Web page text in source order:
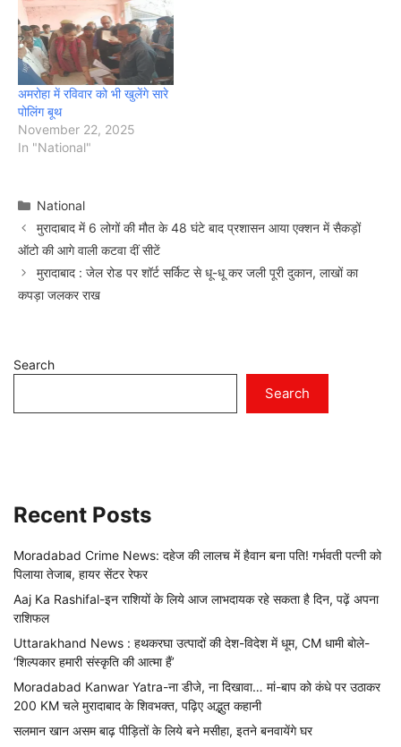
अमरोहा में रविवार को भी खुलेंगे सारे
पोलिंग बूथ
November 22, 2025
In "National"
Categories
National
मुरादाबाद में 6 लोगों की मौत के 48 घंटे बाद प्रशासन आया एक्शन में सैकड़ों
ऑटो की आगे वाली कटवा दीं सीटें
मुरादाबाद : जेल रोड पर शॉर्ट सर्किट से धू-धू कर जली पूरी दुकान, लाखों का
कपड़ा जलकर राख
Search
Search
Recent Posts
Moradabad Crime News: दहेज की लालच में हैवान बना पति! गर्भवती पत्नी को
पिलाया तेजाब, हायर सेंटर रेफर
Aaj Ka Rashifal-इन राशियों के लिये आज लाभदायक रहे सकता है दिन, पढ़ें अपना
राशिफल
Uttarakhand News : हथकरघा उत्पादों की देश-विदेश में धूम, CM धामी बोले-
‘शिल्पकार हमारी संस्कृति की आत्मा हैं’
Moradabad Kanwar Yatra-ना डीजे, ना दिखावा… मां-बाप को कंधे पर उठाकर
200 KM चले मुरादाबाद के शिवभक्त, पढ़िए अद्भुत कहानी
सलमान खान असम बाढ़ पीड़ितों के लिये बने मसीहा, इतने बनवायेंगे घर